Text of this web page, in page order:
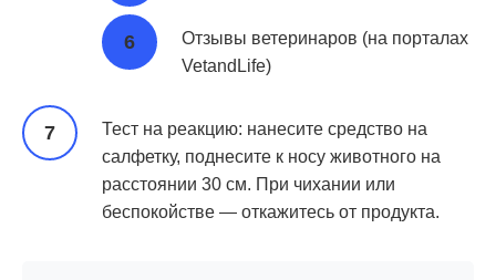
Отзывы ветеринаров (на порталах
VetandLife)
Тест на реакцию: нанесите средство на
салфетку, поднесите к носу животного на
расстоянии 30 см. При чихании или
беспокойстве — откажитесь от продукта.